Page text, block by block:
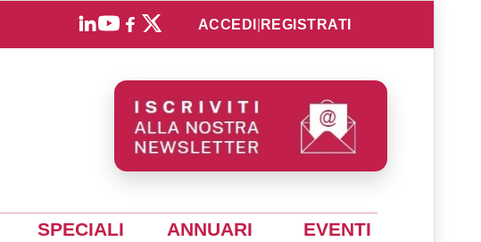
ACCEDI REGISTRATI
SPECIALI ANNUARI EVENTI